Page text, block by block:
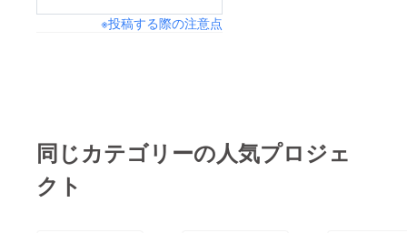
※投稿する際の注意点
同じカテゴリーの人気プロジェ
クト